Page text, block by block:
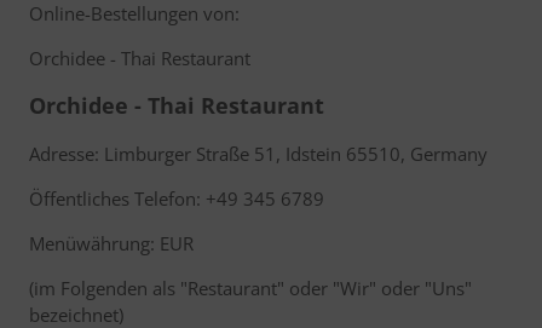
Online-Bestellungen von:
Orchidee - Thai Restaurant
Orchidee - Thai Restaurant
Adresse: Limburger Straße 51, Idstein 65510, Germany
Öffentliches Telefon: +49 345 6789
Menüwährung: EUR
(im Folgenden als "Restaurant" oder "Wir" oder "Uns"
bezeichnet)